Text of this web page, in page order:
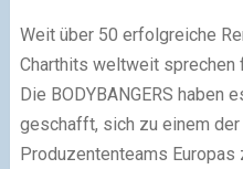
Weit über 50 erfolgreiche
Charthits weltweit sprechen
Die BODYBANGERS haben
geschafft, sich zu einem
Produzententeams Europas